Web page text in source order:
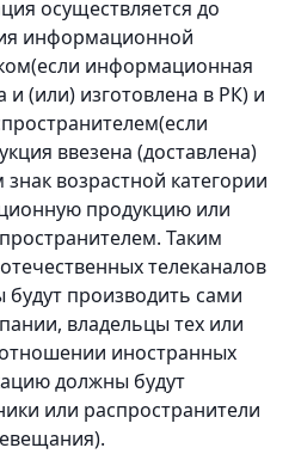
осуществляется до
информационной
информационная
(или) изготовлена в РК) и
ввезена (доставлена)
возрастной категории
продукцию или
Таким
телеканалов
производить сами
владельцы тех или
иностранных
должны будут
или распространители